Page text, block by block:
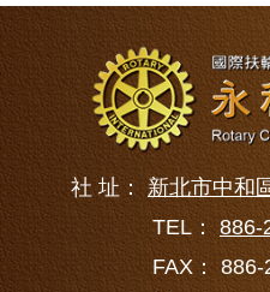
社 址： 新北市中和
TEL： 886-
FAX：